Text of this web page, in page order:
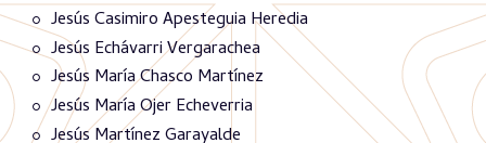
Jesús Casimiro Apesteguia Heredia
Jesús Echávarri Vergarachea
Jesús María Chasco Martínez
Jesús María Ojer Echeverria
Jesús Martínez Garayalde